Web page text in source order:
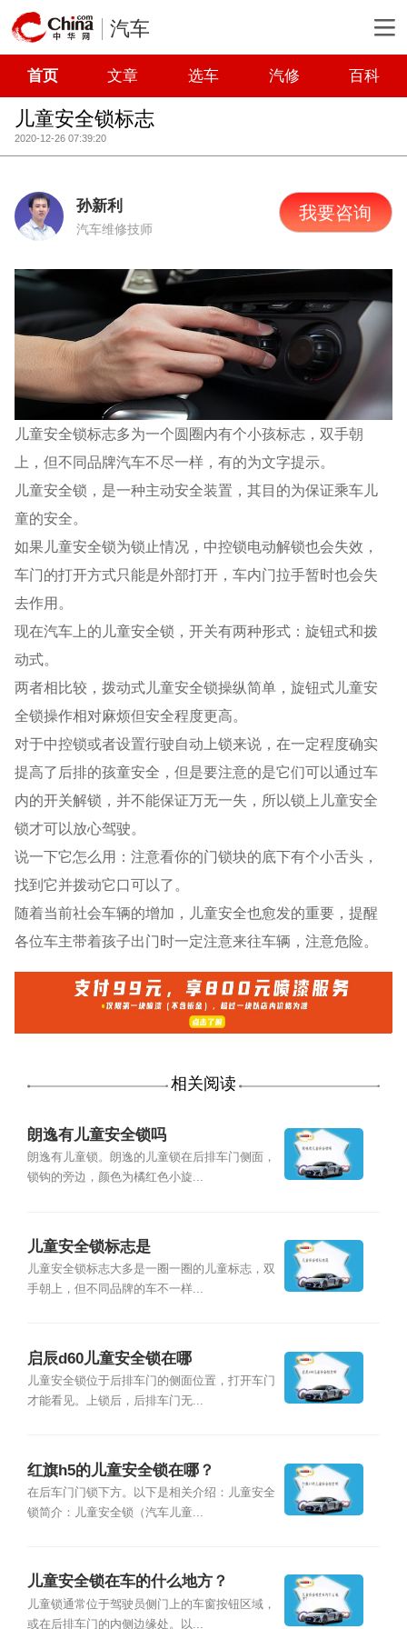
汽车
首页 文章 选车 汽修 百科
儿童安全锁标志
2020-12-26 07:39:20
孙新利
汽车维修技师
我要咨询
儿童安全锁标志多为一个圆圈内有个小孩标志，双手朝
上，但不同品牌汽车不尽一样，有的为文字提示。
儿童安全锁，是一种主动安全装置，其目的为保证乘车儿
童的安全。
如果儿童安全锁为锁止情况，中控锁电动解锁也会失效，
车门的打开方式只能是外部打开，车内门拉手暂时也会失
去作用。
现在汽车上的儿童安全锁，开关有两种形式：旋钮式和拨
动式。
两者相比较，拨动式儿童安全锁操纵简单，旋钮式儿童安
全锁操作相对麻烦但安全程度更高。
对于中控锁或者设置行驶自动上锁来说，在一定程度确实
提高了后排的孩童安全，但是要注意的是它们可以通过车
内的开关解锁，并不能保证万无一失，所以锁上儿童安全
锁才可以放心驾驶。
说一下它怎么用：注意看你的门锁块的底下有个小舌头，
找到它并拨动它口可以了。
随着当前社会车辆的增加，儿童安全也愈发的重要，提醒
各位车主带着孩子出门时一定注意来往车辆，注意危险。
相关阅读
朗逸有儿童安全锁吗
朗逸有儿童锁。朗逸的儿童锁在后排车门侧面，
锁钩的旁边，颜色为橘红色小旋...
儿童安全锁标志是
儿童安全锁标志大多是一圈一圈的儿童标志，双
手朝上，但不同品牌的车不一样...
启辰d60儿童安全锁在哪
儿童安全锁位于后排车门的侧面位置，打开车门
才能看见。上锁后，后排车门无...
红旗h5的儿童安全锁在哪？
在后车门门锁下方。以下是相关介绍：儿童安全
锁简介：儿童安全锁（汽车儿童...
儿童安全锁在车的什么地方？
儿童锁通常位于驾驶员侧门上的车窗按钮区域，
或在后排车门的内侧边缘处。以...